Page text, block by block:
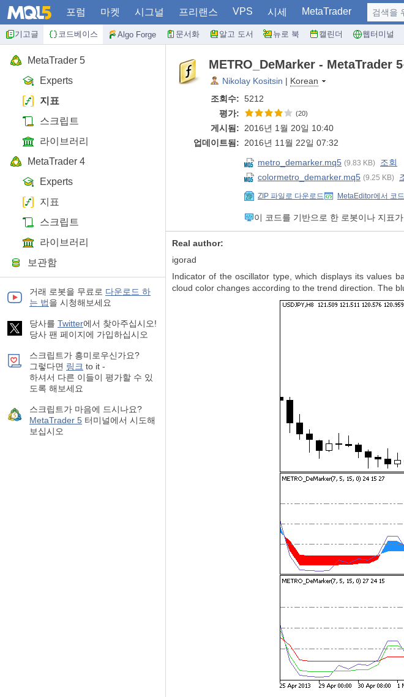
포럼 마켓 시그널 프리랜스 VPS 시세 MetaTrader
기고글 코드베이스 Algo Forge 문서화 알고 도서 뉴로 북 캘린더 웹터미널
검색을
MetaTrader 5
Experts
지표
스크립트
라이브러리
MetaTrader 4
Experts
지표
스크립트
라이브러리
보관함
거래 로봇을 무료로 다운로드 하
는 법을 시청해보세요
당사를 Twitter에서 찾아주십시오!
당사 팬 페이지에 가입하십시오
스크립트가 흥미로우신가요?
그렇다면 링크 to it -
하셔서 다른 이들이 평가할 수 있
도록 해보세요
스크립트가 마음에 드시나요?
MetaTrader 5 터미널에서 시도해
보십시오
METRO_DeMarker - MetaTrader
Nikolay Kositsin | Korean
조회수: 5212
평가:
(20)
게시됨:
2016년 1월 20일 10:40
업데이트됨:
2016년 11월 22일 07:32
metro_demarker.mq5 (9.83 KB)
조회
colormetro_demarker.mq5 (9.25 KB)
ZIP 파일로 다운로드 MetaEditor에서 코
이 코드를 기반으로 한 로봇이나 지표
Real author:
igorad
Indicator of the oscillator type, which displays its values
cloud color changes according to the trend direction. The